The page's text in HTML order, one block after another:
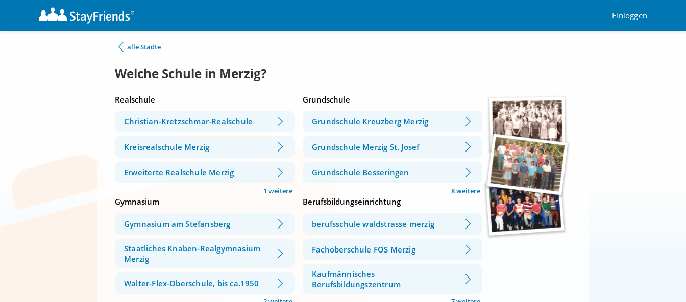
Einloggen
alle Städte
Welche Schule in Merzig?
Realschule
Christian-Kretzschmar-Realschule
Kreisrealschule Merzig
Erweiterte Realschule Merzig
1 weitere
Grundschule
Grundschule Kreuzberg Merzig
Grundschule Merzig St. Josef
Grundschule Besseringen
8 weitere
Gymnasium
Gymnasium am Stefansberg
Staatliches Knaben-Realgymnasium
Merzig
Walter-Flex-Oberschule, bis ca.1950
Berufsbildungseinrichtung
berufsschule waldstrasse merzig
Fachoberschule FOS Merzig
Kaufmännisches
Berufsbildungszentrum